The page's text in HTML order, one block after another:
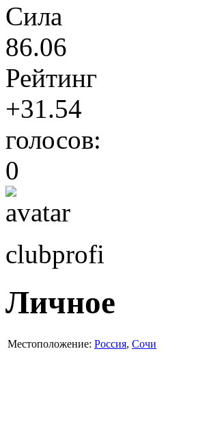
Сила
86.06
Рейтинг
+31.54
голосов:
0
clubprofi
Личное
Местоположение: Россия, Сочи